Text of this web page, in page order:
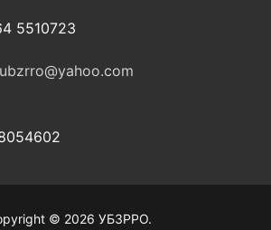
5510723
ubzrro@yahoo.com
© 2026 УБЗРРО.